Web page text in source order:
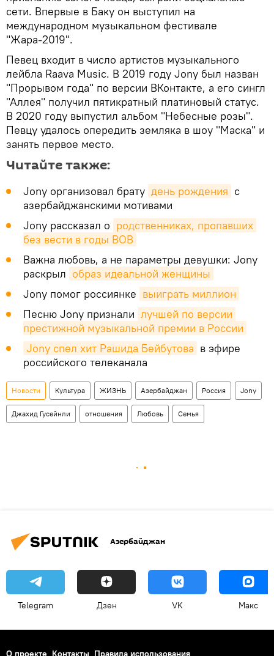
сети. Впервые в Баку он выступил на
международном музыкальном фестивале
"Жара-2019".
Певец входит в число артистов музыкального
лейбла Raava Music. В 2019 году Jony был назван
"Прорывом года" по версии ВКонтакте, а его сингл
"Аллея" получил пятикратный платиновый статус.
В 2020 году выпустил альбом "Небесные розы".
Певцу удалось опередить земляка в шоу "Маска" и
занять первое место.
Читайте также:
Jony организовал брату день рождения с
азербайджанскими мотивами
Jony рассказал о родственниках, пропавших
без вести в годы ВОВ
Важна любовь, а не параметры девушки: Jony
раскрыл образ идеальной женщины
Jony помог россиянке выиграть миллион
Песню Jony признали лучшей по версии
престижной музыкальной премии в России
Jony спел хит Рашида Бейбутова в эфире
российского телеканала
Новости Культура ЖИЗНЬ Азербайджан Россия Jony
Джахид Гусейнли отношения Любовь Семья
Азербайджан
Telegram Дзен VK Макс
О проекте Контакты Правила использования